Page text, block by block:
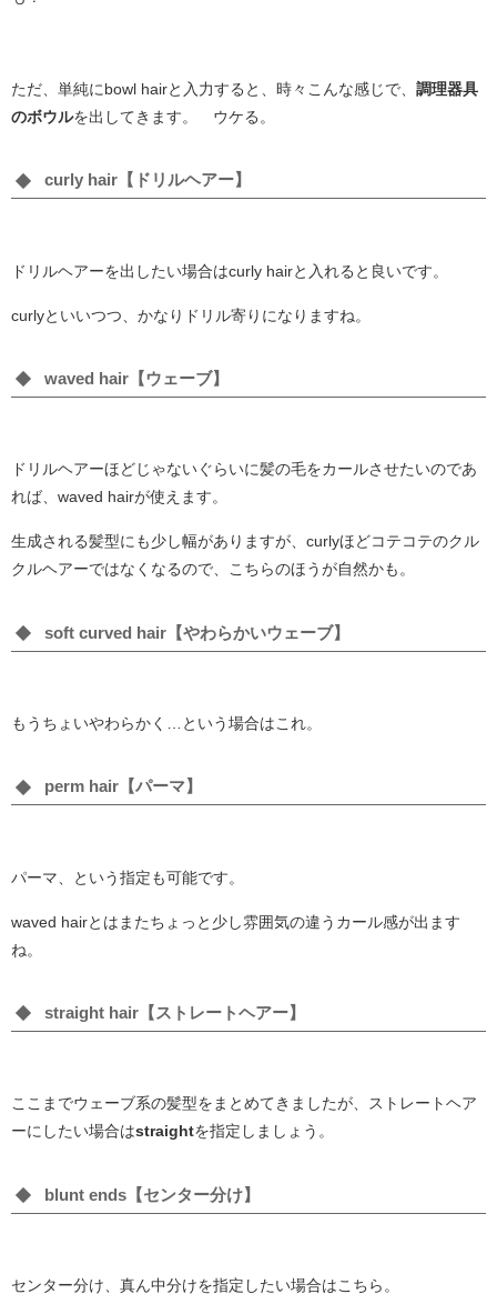
ただ、単純にbowl hairと入力すると、時々こんな感じで、 調理器具
のボウルを出してきます。 ウケる。
curly hair【ドリルヘアー】
ドリルヘアーを出したい場合はcurly hairと入れると良いです。
curlyといいつつ、かなりドリル寄りになりますね。
waved hair【ウェーブ】
ドリルヘアーほどじゃないぐらいに髪の毛をカールさせたいのであ
れば、waved hairが使えます。
生成される髪型にも少し幅がありますが、curlyほどコテコテのクル
クルヘアーではなくなるので、こちらのほうが自然かも。
soft curved hair【やわらかいウェーブ】
もうちょいやわらかく…という場合はこれ。
perm hair【パーマ】
パーマ、という指定も可能です。
waved hairとはまたちょっと少し雰囲気の違うカール感が出ます
ね。
straight hair【ストレートヘアー】
ここまでウェーブ系の髪型をまとめてきましたが、ストレートヘア
ーにしたい場合はstraightを指定しましょう。
blunt ends【センター分け】
センター分け、真ん中分けを指定したい場合はこちら。